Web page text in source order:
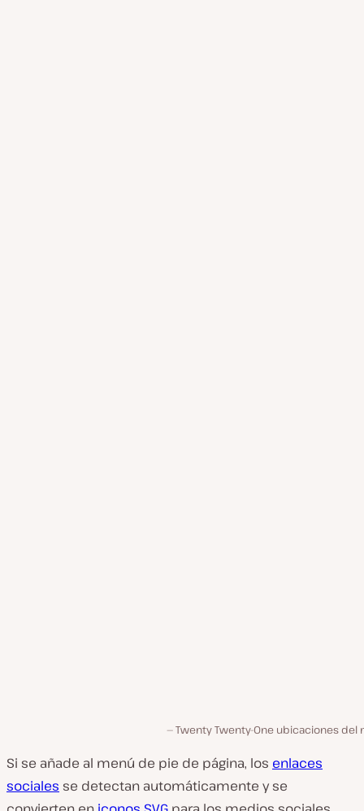
Twenty Twenty-One ubicaciones del
Si se añade al menú de pie de página, los enlaces
sociales se detectan automáticamente y se